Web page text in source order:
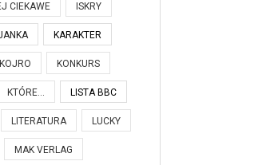
CIEKAWE ISKRY
KARAKTER
KOJRO KONKURS
KTÓRE... LISTA BBC
LITERATURA LUCKY
MAK VERLAG